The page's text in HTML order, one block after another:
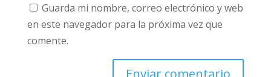
Guarda mi nombre, correo electrónico y web
en este navegador para la próxima vez que
comente.